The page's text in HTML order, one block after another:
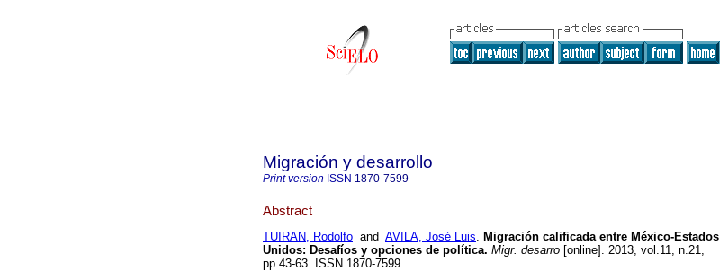
Migración y desarrollo
Print version ISSN 1870-7599
Abstract
TUIRAN, Rodolfo and AVILA, José Luis. Migración calificada entre México-Estados
Unidos: Desafíos y opciones de política. Migr. desarro [online]. 2013, vol.11, n.21,
pp.43-63. ISSN 1870-7599.